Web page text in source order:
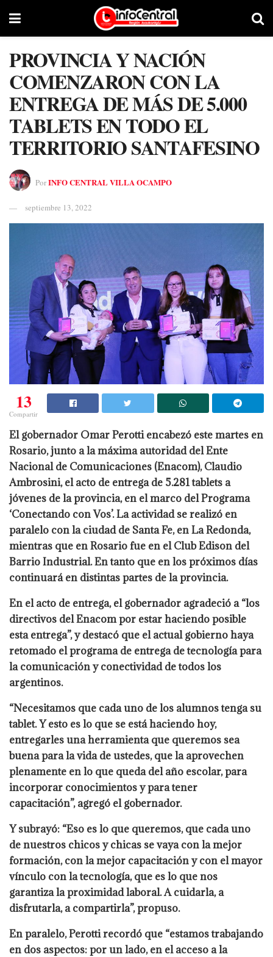
PROVINCIA Y NACIÓN
COMENZARON CON LA
ENTREGA DE MÁS DE 5.000
TABLETS EN TODO EL
TERRITORIO SANTAFESINO
PorINFO CENTRAL VILLA OCAMPO
septiembre 13, 2022
13
Compartir
El gobernador Omar Perotti encabezó este martes en
Rosario, junto a la máxima autoridad del Ente
Nacional de Comunicaciones (Enacom), Claudio
Ambrosini, el acto de entrega de 5.281 tablets a
jóvenes de la provincia, en el marco del Programa
‘Conectando con Vos’. La actividad se realizó en
paralelo con la ciudad de Santa Fe, en La Redonda,
mientras que en Rosario fue en el Club Edison del
Barrio Industrial. En tanto que en los próximos días
continuará en distintas partes de la provincia.
En el acto de entrega, el gobernador agradeció a “los
directivos del Enacom por estar haciendo posible
esta entrega”, y destacó que el actual gobierno haya
retomado el programa de entrega de tecnología para
la comunicación y conectividad de todos los
argentinos.
“Necesitamos que cada uno de los alumnos tenga su
tablet. Y esto es lo que se está haciendo hoy,
entregarles una herramienta que queremos sea
buena para la vida de ustedes, que la aprovechen
plenamente en lo que queda del año escolar, para
incorporar conocimientos y para tener
capacitación”, agregó el gobernador.
Y subrayó: “Eso es lo que queremos, que cada uno
de nuestros chicos y chicas se vaya con la mejor
formación, con la mejor capacitación y con el mayor
vínculo con la tecnología, que es lo que nos
garantiza la proximidad laboral. A cuidarla, a
disfrutarla, a compartirla”, propuso.
En paralelo, Perotti recordó que “estamos trabajando
en dos aspectos: por un lado, en el acceso a la